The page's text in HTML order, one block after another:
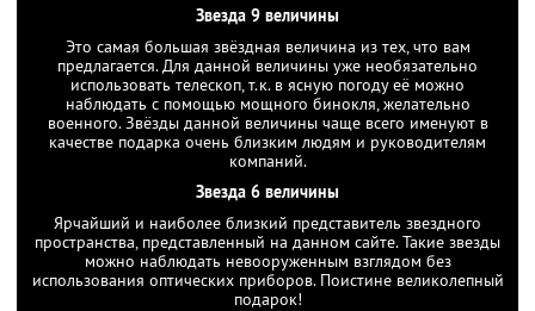
Звезда 9 величины
Это самая большая звёздная величина из тех, что вам
предлагается. Для данной величины уже необязательно
использовать телескоп, т.к. в ясную погоду её можно
наблюдать с помощью мощного бинокля, желательно
военного. Звёзды данной величины чаще всего именуют в
качестве подарка очень близким людям и руководителям
компаний.
Звезда 6 величины
Ярчайший и наиболее близкий представитель звездного
пространства, представленный на данном сайте. Такие звезды
можно наблюдать невооруженным взглядом без
использования оптических приборов. Поистине великолепный
подарок!